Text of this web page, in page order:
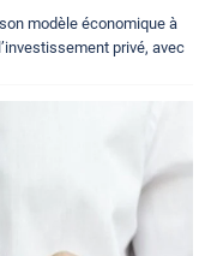
modèle économique à
privé, avec